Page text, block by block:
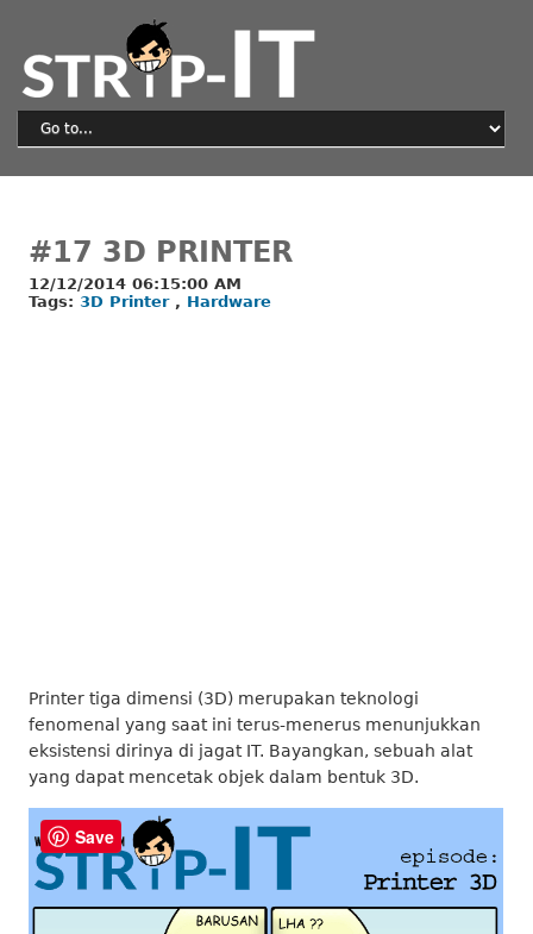
#17 3D PRINTER
12/12/2014 06:15:00 AM
Tags: 3D Printer , Hardware
Printer tiga dimensi (3D) merupakan teknologi
fenomenal yang saat ini terus-menerus menunjukkan
eksistensi dirinya di jagat IT. Bayangkan, sebuah alat
yang dapat mencetak objek dalam bentuk 3D.
Save